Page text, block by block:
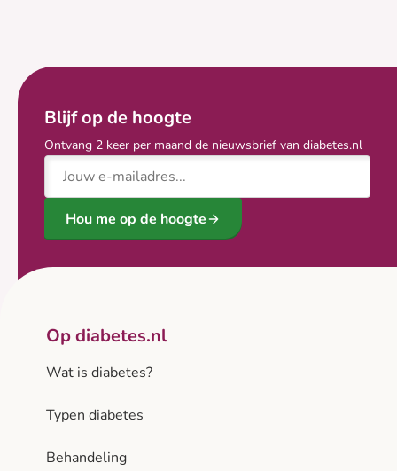
Blijf op de hoogte
Ontvang 2 keer per maand de nieuwsbrief van diabetes.nl
E-mailadres
Hou me op de hoogte
Op diabetes.nl
Wat is diabetes?
Typen diabetes
Behandeling